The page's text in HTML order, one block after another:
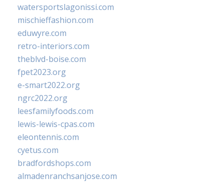
watersportslagonissi.com
mischieffashion.com
eduwyre.com
retro-interiors.com
theblvd-boise.com
fpet2023.org
e-smart2022.org
ngrc2022.org
leesfamilyfoods.com
lewis-lewis-cpas.com
eleontennis.com
cyetus.com
bradfordshops.com
almadenranchsanjose.com